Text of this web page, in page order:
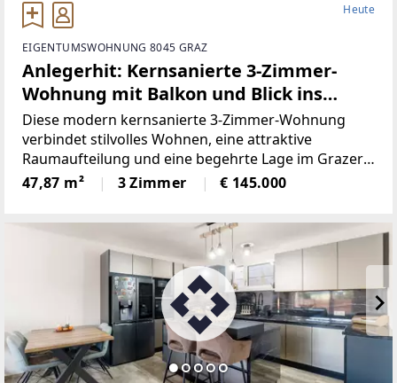
Heute
EIGENTUMSWOHNUNG 8045 GRAZ
Anlegerhit: Kernsanierte 3-Zimmer-
Wohnung mit Balkon und Blick ins
Grüne
Diese modern kernsanierte 3-Zimmer-Wohnung
verbindet stilvolles Wohnen, eine attraktive
Raumaufteilung und eine begehrte Lage im Grazer
Bezirk Andritz. Eine Loggia mit Grünblick, der
gemütliche Schwedenofen sowie die hochwertige
47,87 m² 3 Zimmer € 145.000